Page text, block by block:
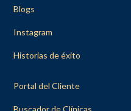
Blogs
Instagram
Historias de éxito
Portal del Cliente